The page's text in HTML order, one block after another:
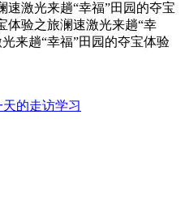
速激光来趟“幸福”田园的夺宝
体验之旅澜速激光来趟“幸
来趟“幸福”田园的夺宝体验
的走访学习